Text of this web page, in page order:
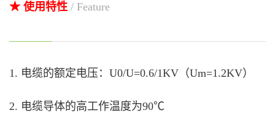
★ 使用特性 / Feature
1. 电缆的额定电压：U0/U=0.6/1KV（Um=1.2KV）
2. 电缆导体的高工作温度为90℃